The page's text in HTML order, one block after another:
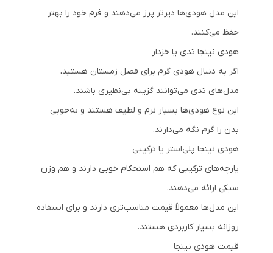
این مدل هودی‌ها دیرتر پرز می‌دهند و فرم خود را بهتر
حفظ می‌کنند.
هودی نینجا تدی یا خزدار
اگر به دنبال هودی گرم برای فصل زمستان هستید،
مدل‌های تدی می‌توانند گزینه بی‌نظیری باشند.
این نوع هودی‌ها بسیار نرم و لطیف هستند و به‌خوبی
بدن را گرم نگه می‌دارند.
هودی نینجا پلی‌استر یا ترکیبی
پارچه‌های ترکیبی که هم استحکام خوبی دارند و هم وزن
سبکی ارائه می‌دهند.
این مدل‌ها معمولاً قیمت مناسب‌تری دارند و برای استفاده
روزانه بسیار کاربردی هستند.
قیمت هودی نینجا